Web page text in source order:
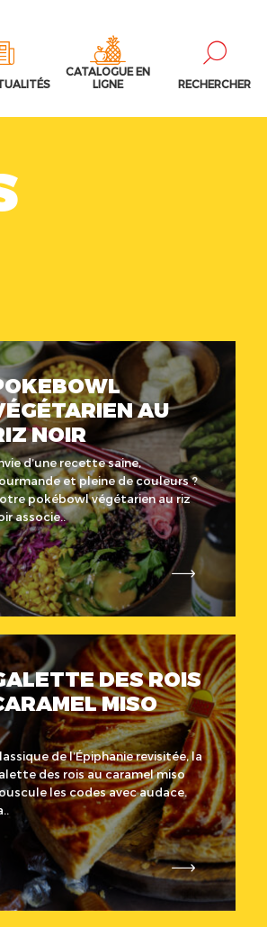
CATALOGUE EN
LIGNE
RECHERCHER
AU
NOIR
d’une recette saine,
et pleine de couleurs ?
pokébowl végétarien au riz
associe..
DES ROIS
MISO
de l’Épiphanie revisitée, la
des rois au caramel miso
les codes avec audace.